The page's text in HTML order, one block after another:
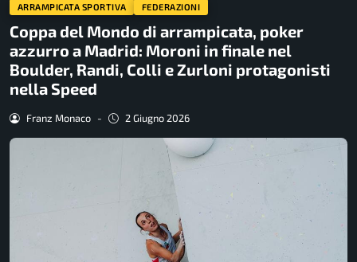
ARRAMPICATA SPORTIVA FEDERAZIONI
Coppa del Mondo di arrampicata, poker
azzurro a Madrid: Moroni in finale nel
Boulder, Randi, Colli e Zurloni protagonisti
nella Speed
Franz Monaco - 2 Giugno 2026